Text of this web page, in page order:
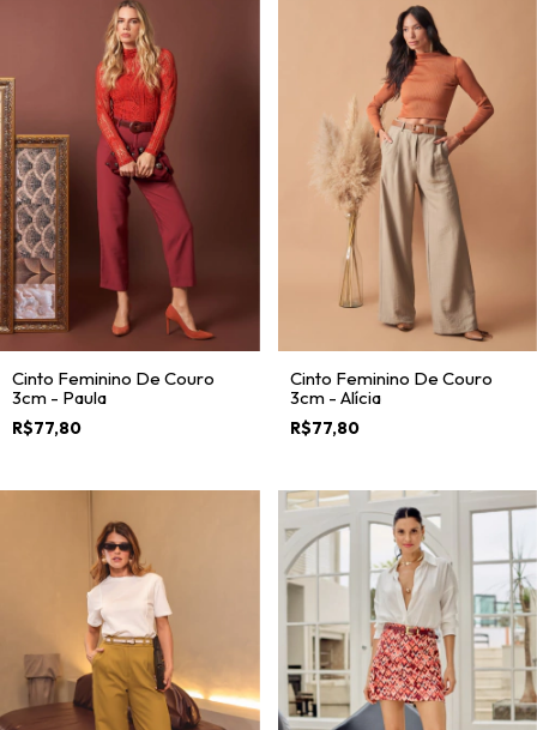
Cinto Feminino De Couro
3cm - Paula
R$77,80
Cinto Feminino De Couro
3cm - Alícia
R$77,80